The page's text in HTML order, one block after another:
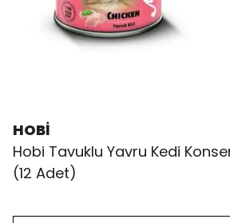
HOBİ
Hobi Tavuklu Yavru Kedi
(12 Adet)